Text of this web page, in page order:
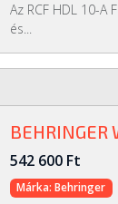
Az RCF HDL 10-
és...
BEHRINGER
542 600 Ft
Márka: Behringer